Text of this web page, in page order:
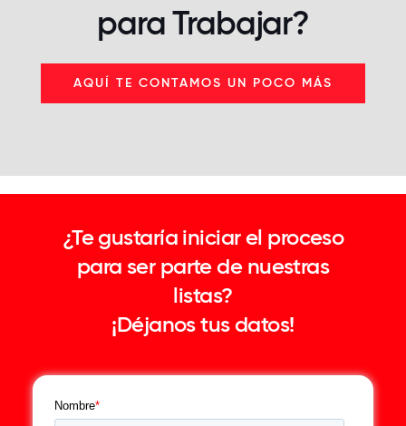
para Trabajar?
AQUÍ TE CONTAMOS UN POCO MÁS
¿Te gustaría iniciar el proceso
para ser parte de nuestras
listas?
¡Déjanos tus datos!